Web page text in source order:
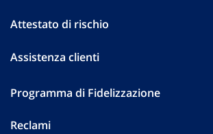
Attestato di rischio
Assistenza clienti
Programma di Fidelizzazione
Reclami